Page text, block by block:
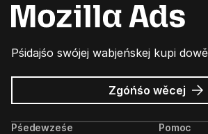
Pśidajśo swójej wabjeńskej kupi
Zgóńśo wěcej wó
Pśedewześe Pomoc